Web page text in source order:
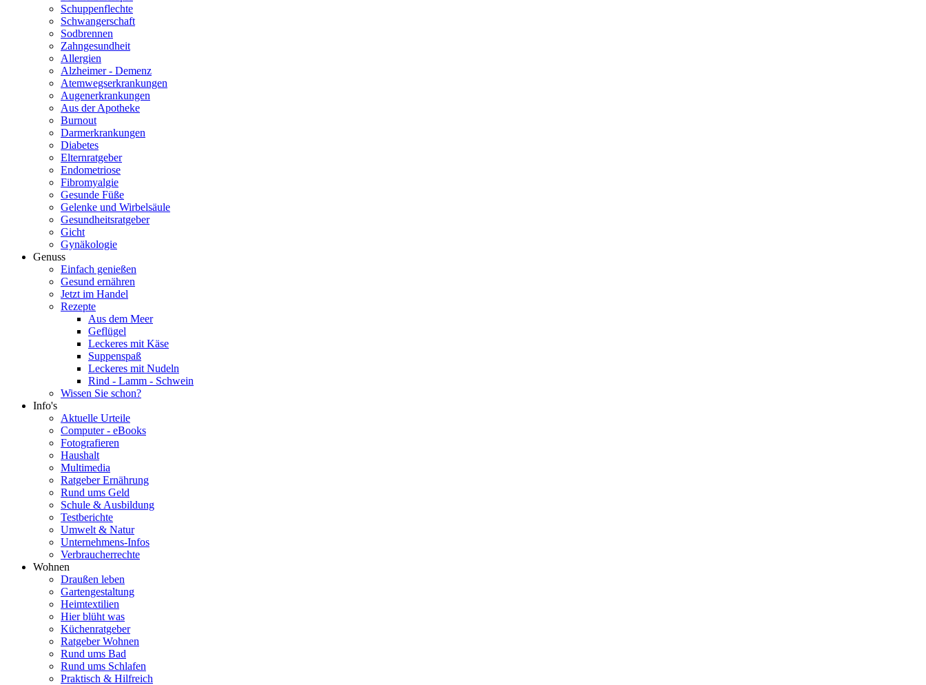
Schuppenflechte
Schwangerschaft
Sodbrennen
Zahngesundheit
Allergien
Alzheimer - Demenz
Atemwegserkrankungen
Augenerkrankungen
Aus der Apotheke
Burnout
Darmerkrankungen
Diabetes
Elternratgeber
Endometriose
Fibromyalgie
Gesunde Füße
Gelenke und Wirbelsäule
Gesundheitsratgeber
Gicht
Gynäkologie
Genuss
Einfach genießen
Gesund ernähren
Jetzt im Handel
Rezepte
Aus dem Meer
Geflügel
Leckeres mit Käse
Suppenspaß
Leckeres mit Nudeln
Rind - Lamm - Schwein
Wissen Sie schon?
Info's
Aktuelle Urteile
Computer - eBooks
Fotografieren
Haushalt
Multimedia
Ratgeber Ernährung
Rund ums Geld
Schule & Ausbildung
Testberichte
Umwelt & Natur
Unternehmens-Infos
Verbraucherrechte
Wohnen
Draußen leben
Gartengestaltung
Heimtextilien
Hier blüht was
Küchenratgeber
Ratgeber Wohnen
Rund ums Bad
Rund ums Schlafen
Praktisch & Hilfreich